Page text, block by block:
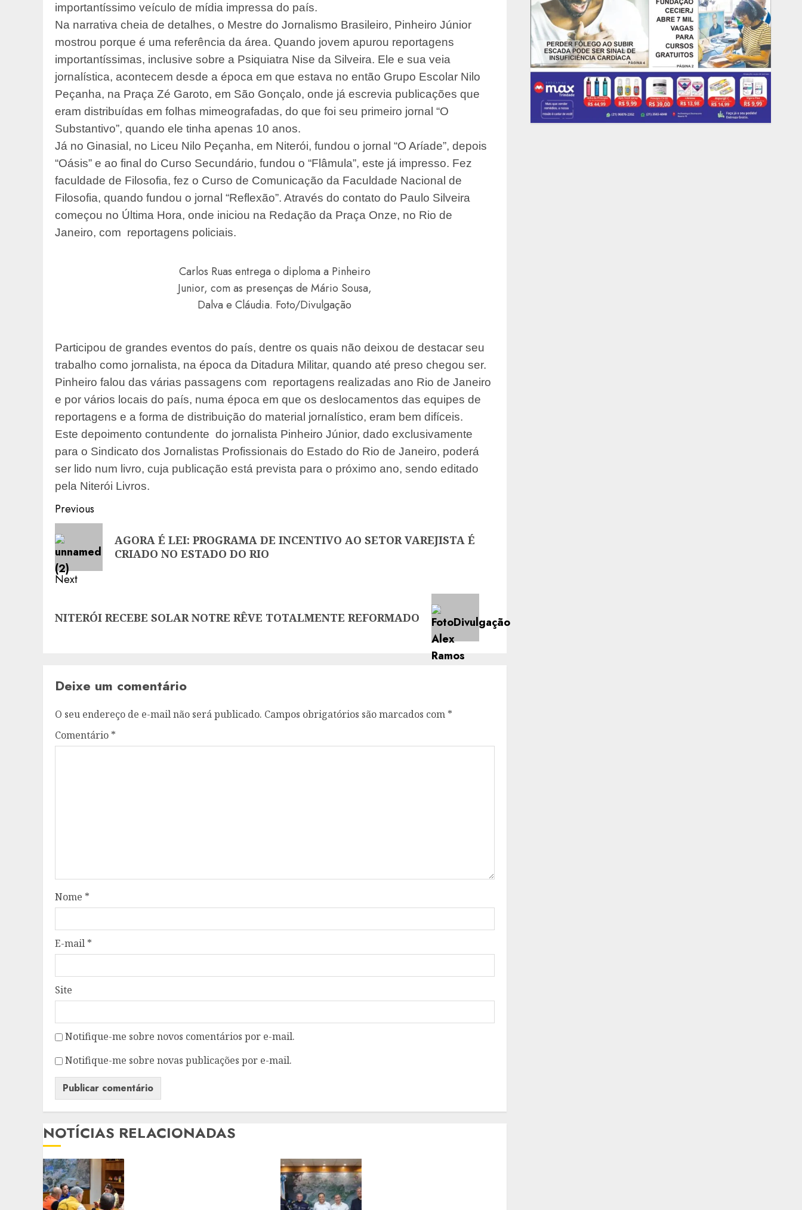
importantíssimo veículo de mídia impressa do país.
Na narrativa cheia de detalhes, o Mestre do Jornalismo Brasileiro, Pinheiro Júnior
mostrou porque é uma referência da área. Quando jovem apurou reportagens
importantíssimas, inclusive sobre a Psiquiatra Nise da Silveira. Ele e sua veia
jornalística, acontecem desde a época em que estava no então Grupo Escolar Nilo
Peçanha, na Praça Zé Garoto, em São Gonçalo, onde já escrevia publicações que
eram distribuídas em folhas mimeografadas, do que foi seu primeiro jornal “O
Substantivo”, quando ele tinha apenas 10 anos.
Já no Ginasial, no Liceu Nilo Peçanha, em Niterói, fundou o jornal “O Aríade”, depois
“Oásis” e ao final do Curso Secundário, fundou o “Flâmula”, este já impresso. Fez
faculdade de Filosofia, fez o Curso de Comunicação da Faculdade Nacional de
Filosofia, quando fundou o jornal “Reflexão”. Através do contato do Paulo Silveira
começou no Última Hora, onde iniciou na Redação da Praça Onze, no Rio de
Janeiro, com reportagens policiais.
Carlos Ruas entrega o diploma a Pinheiro
Junior, com as presenças de Mário Sousa,
Dalva e Cláudia. Foto/Divulgação
Participou de grandes eventos do país, dentre os quais não deixou de destacar seu
trabalho como jornalista, na época da Ditadura Militar, quando até preso chegou ser.
Pinheiro falou das várias passagens com reportagens realizadas ano Rio de Janeiro
e por vários locais do país, numa época em que os deslocamentos das equipes de
reportagens e a forma de distribuição do material jornalístico, eram bem difíceis.
Este depoimento contundente do jornalista Pinheiro Júnior, dado exclusivamente
para o Sindicato dos Jornalistas Profissionais do Estado do Rio de Janeiro, poderá
ser lido num livro, cuja publicação está prevista para o próximo ano, sendo editado
pela Niterói Livros.
Post
navigation
Previous
Previous
post:
AGORA É LEI: PROGRAMA DE INCENTIVO AO SETOR VAREJISTA É
CRIADO NO ESTADO DO RIO
Next
post:
NITERÓI RECEBE SOLAR NOTRE RÊVE TOTALMENTE REFORMADO
Deixe um comentário
O seu endereço de e-mail não será publicado. Campos obrigatórios são marcados com *
Comentário *
Nome *
E-mail *
Site
Notifique-me sobre novos comentários por e-mail.
Notifique-me sobre novas publicações por e-mail.
NOTÍCIAS RELACIONADAS